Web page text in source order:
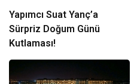
Yapımcı Suat Yanç’a
Sürpriz Doğum Günü
Kutlaması!